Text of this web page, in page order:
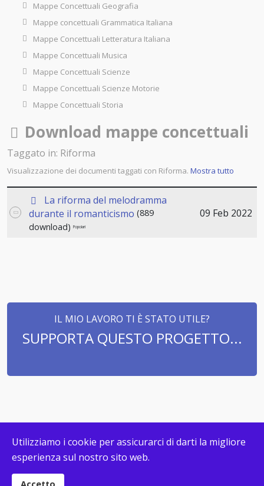
Mappe Concettuali Geografia
Mappe concettuali Grammatica Italiana
Mappe Concettuali Letteratura Italiana
Mappe Concettuali Musica
Mappe Concettuali Scienze
Mappe Concettuali Scienze Motorie
Mappe Concettuali Storia
Cartella
Download mappe concettuali
Taggato in: Riforma
Visualizzazione dei documenti taggati con Riforma. Mostra tutto
p
d
f
La riforma del melodramma
durante il romanticismo (889
download) Popolari
09 Feb 2022
IL MIO LAVORO TI È STATO UTILE?
SUPPORTA QUESTO PROGETTO...
© COPYRIGHT MAPPECONCETTUALI.ORG 2026. DESIGN &
DEVELOPMENT BY
Utilizziamo i cookie per assicurarci di darti la migliore
esperienza sul nostro sito web.